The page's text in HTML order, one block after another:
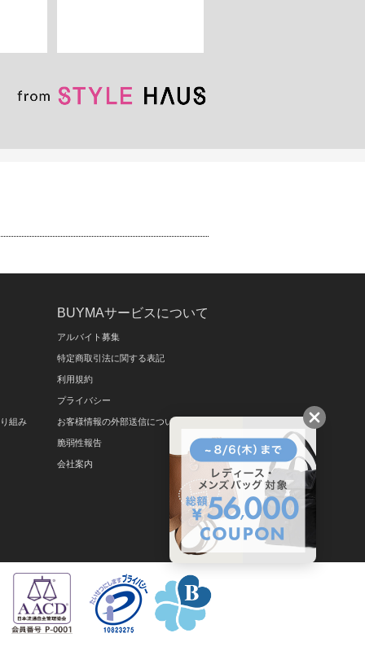
組み
BUYMAサービスについて
アルバイト募集
特定商取引法に関する表記
利用規約
プライバシー
お客様情報の外部送信について
脆弱性報告
会社案内